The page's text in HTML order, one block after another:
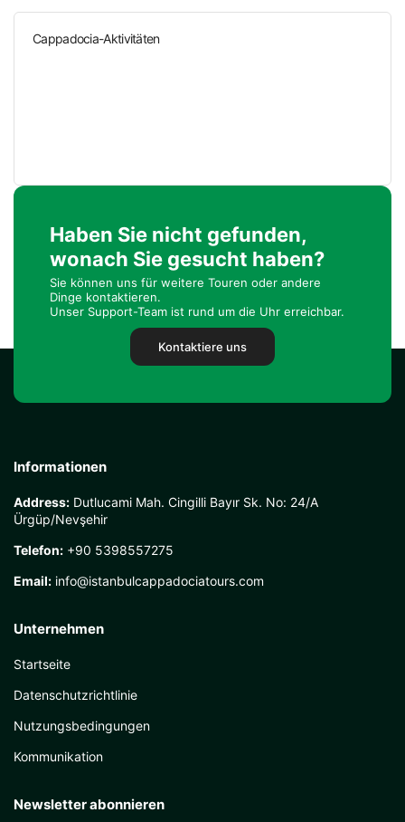
Cappadocia-Aktivitäten
Haben Sie nicht gefunden,
wonach Sie gesucht haben?
Sie können uns für weitere Touren oder andere
Dinge kontaktieren.
Unser Support-Team ist rund um die Uhr erreichbar.
Kontaktiere uns
Informationen
Address: Dutlucami Mah. Cingilli Bayır Sk. No: 24/A
Ürgüp/Nevşehir
Telefon: +90 5398557275
Email: info@istanbulcappadociatours.com
Unternehmen
Startseite
Datenschutzrichtlinie
Nutzungsbedingungen
Kommunikation
Newsletter abonnieren